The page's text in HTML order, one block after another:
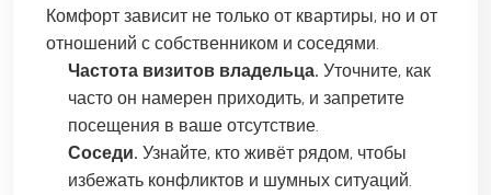
Комфорт зависит не только от квартиры, но и от
отношений с собственником и соседями.
Частота визитов владельца. Уточните, как
часто он намерен приходить, и запретите
посещения в ваше отсутствие.
Соседи. Узнайте, кто живёт рядом, чтобы
избежать конфликтов и шумных ситуаций.